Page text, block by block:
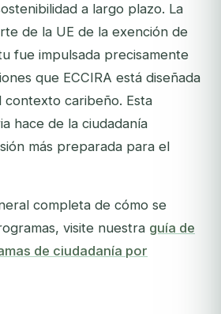
a largo plazo. La
de la UE de la exención de
fue impulsada precisamente
que ECCIRA está diseñada
caribeño. Esta
hace de la ciudadanía
más preparada para el
completa de cómo se
visite nuestra guía de
de ciudadanía por